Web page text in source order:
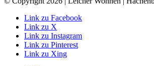
Link zu Facebook
Link zu X
Link zu Instagram
Link zu Pinterest
Link zu Xing